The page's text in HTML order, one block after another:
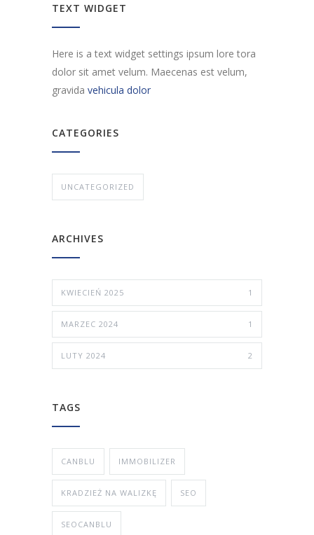
TEXT WIDGET
Here is a text widget settings ipsum lore tora
dolor sit amet velum. Maecenas est velum,
gravida vehicula dolor
CATEGORIES
UNCATEGORIZED
ARCHIVES
KWIECIEŃ 2025 1
MARZEC 2024 1
LUTY 2024 2
TAGS
CANBLU IMMOBILIZER
KRADZIEŻ NA WALIZKĘ SEO
SEOCANBLU